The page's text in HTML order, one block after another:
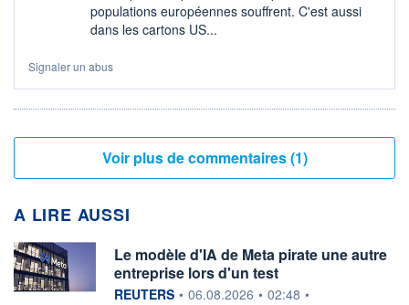
populations européennes souffrent. C'est aussi
dans les cartons US...
Signaler un abus
Voir plus de commentaires (1)
A LIRE AUSSI
Le modèle d'IA de Meta pirate une autre
entreprise lors d'un test
information fournie par
REUTERS • 06.08.2026 • 02:48 •